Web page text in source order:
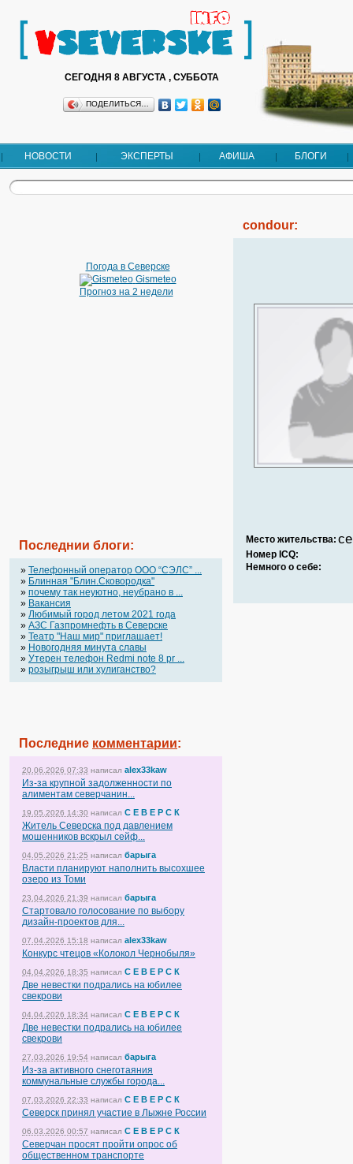
СЕГОДНЯ 8 АВГУСТА , СУББОТА
ПОДЕЛИТЬСЯ…
НОВОСТИ ЭКСПЕРТЫ АФИША БЛОГИ
Погода в Северске
Gismeteo
Прогноз на 2 недели
Последнии блоги:
» Телефонный оператор OOO “СЭЛС” ...
» Блинная "Блин.Сковородка"
» почему так неуютно, неубрано в ...
» Вакансия
» Любимый город летом 2021 года
» АЗС Газпромнефть в Северске
» Театр "Наш мир" приглашает!
» Новогодняя минута славы
» Утерен телефон Redmi note 8 pr ...
» розыгрыш или хулиганство?
Последние комментарии:
20.06.2026 07:33 написал alex33kaw
Из-за крупной задолженности по
алиментам северчанин...
19.05.2026 14:30 написал С Е В Е Р С К
Житель Северска под давлением
мошенников вскрыл сейф...
04.05.2026 21:25 написал барыга
Власти планируют наполнить высохшее
озеро из Томи
23.04.2026 21:39 написал барыга
Стартовало голосование по выбору
дизайн-проектов для...
07.04.2026 15:18 написал alex33kaw
Конкурс чтецов «Колокол Чернобыля»
04.04.2026 18:35 написал С Е В Е Р С К
Две невестки подрались на юбилее
свекрови
04.04.2026 18:34 написал С Е В Е Р С К
Две невестки подрались на юбилее
свекрови
27.03.2026 19:54 написал барыга
Из-за активного снеготаяния
коммунальные службы города...
07.03.2026 22:33 написал С Е В Е Р С К
Северск принял участие в Лыжне России
06.03.2026 00:57 написал С Е В Е Р С К
Северчан просят пройти опрос об
общественном транспорте
condour:
Место жительства:
Номер ICQ:
Немного о себе: